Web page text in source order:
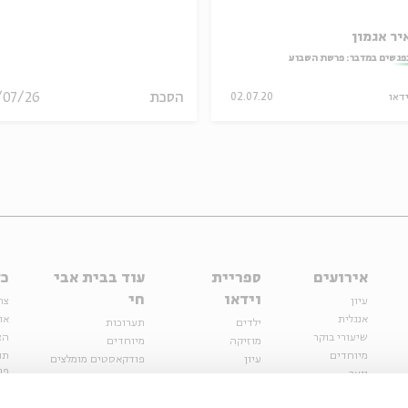
הסכת 26
אגמון
במדבר: פרשת השבוע
02.07.20
אירועים
עיון
אנגלית
שיעורי בוקר
מיוחדים
נוער
ספריית
וידאו
ילדים
מוזיקה
עיון
עוד בבית אבי
חי
תערוכות
מיוחדים
פודקאסטים מומלצים